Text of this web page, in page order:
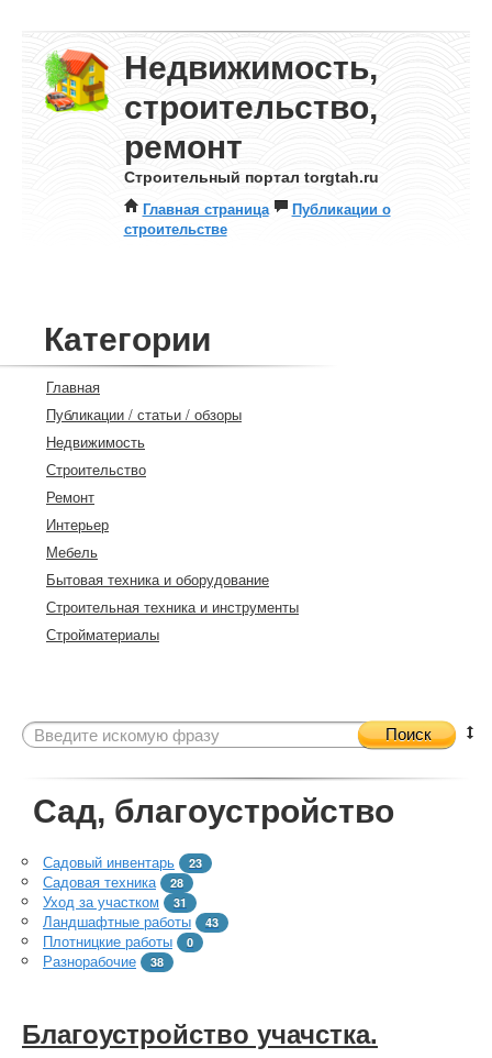
Недвижимость,
строительство,
ремонт
Строительный портал torgtah.ru
Главная страница
Публикации о
строительстве
Категории
Главная
Публикации / статьи / обзоры
Недвижимость
Строительство
Ремонт
Интерьер
Мебель
Бытовая техника и оборудование
Строительная техника и инструменты
Стройматериалы
Поиск
Сад, благоустройство
Садовый инвентарь 23
Садовая техника 28
Уход за участком 31
Ландшафтные работы 43
Плотницкие работы 0
Разнорабочие 38
Благоустройство учачстка.